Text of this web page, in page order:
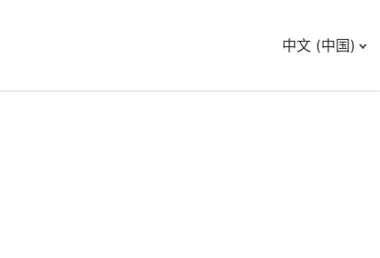
中文 (中国)